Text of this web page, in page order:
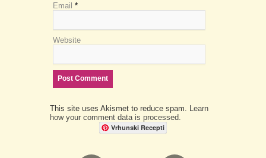
Email *
Website
This site uses Akismet to reduce spam.
Learn
how your comment data is processed.
Vrhunski Recepti